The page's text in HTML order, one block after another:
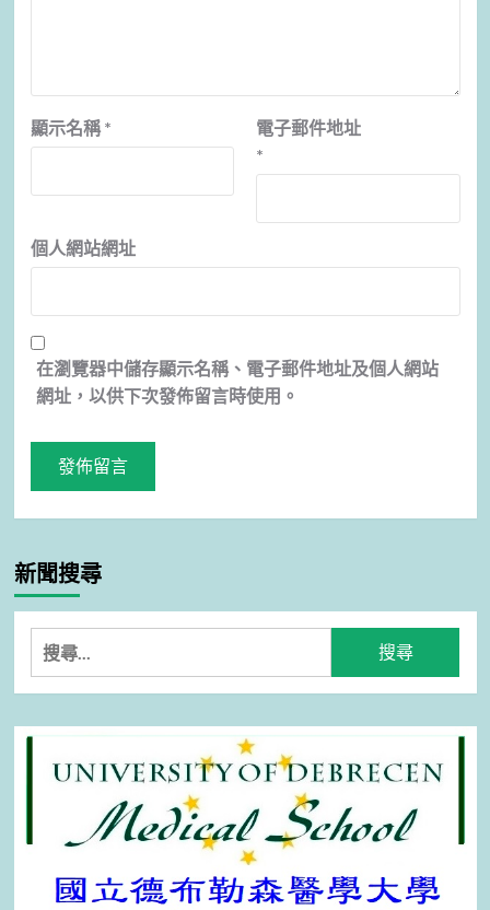
顯示名稱 *
電子郵件地址
*
個人網站網址
在瀏覽器中儲存顯示名稱、電子郵件地址及個人網站
網址，以供下次發佈留言時使用。
新聞搜尋
搜
尋
關
鍵